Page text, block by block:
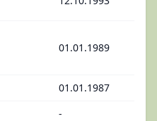
01.01.1989
01.01.1987
-